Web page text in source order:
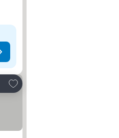
Dodati u favorite